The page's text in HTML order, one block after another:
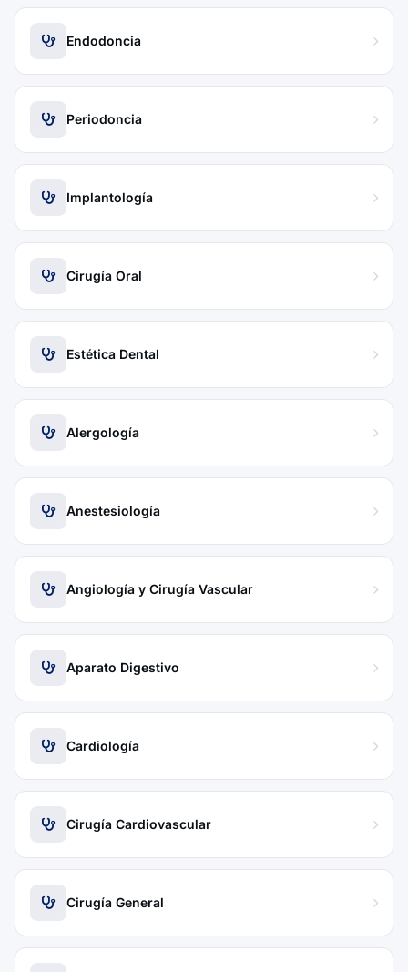
Endodoncia
Periodoncia
Implantología
Cirugía Oral
Estética Dental
Alergología
Anestesiología
Angiología y Cirugía Vascular
Aparato Digestivo
Cardiología
Cirugía Cardiovascular
Cirugía General